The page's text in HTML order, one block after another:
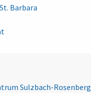
Barbara
Sulzbach-Rosenberg